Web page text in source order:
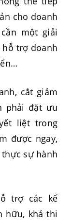
cho doanh
một giải
trợ doanh
cắt giảm
phải đặt ưu
liệt trong
được ngay,
sự hành
trợ các kế
hữu, khả thi